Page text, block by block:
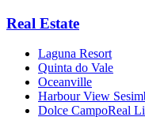
Real Estate
Laguna Resort
Quinta do Vale
Oceanville
Harbour View
Dolce CampoReal